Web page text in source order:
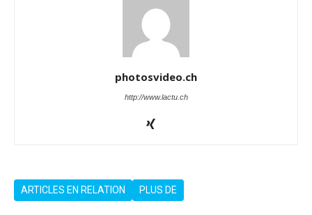
photosvideo.ch
http://www.lactu.ch
ARTICLES EN RELATION PLUS DE